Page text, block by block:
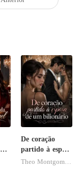
De coração
partido à esposa
de um